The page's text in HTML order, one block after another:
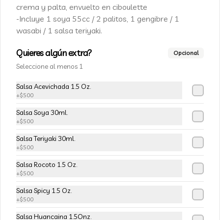
cebollín, envuelto en palta
Queso crema, champiñon furay y
cebollín frito en tempura.
$5.490$6.490
115-Vivian Rolls
Palta, champiñon furay, cebollín,
salsa teriyaki, cubierto de mix de papas
nativas
crema y palta, envuelto en ciboulette
-Incluye 1 soya 55cc / 2 palitos, 1 gengibre / 1
wasabi / 1 salsa teriyaki.
Quieres algún extra? Opcional
Seleccione al menos 1
Salsa Acevichada 1.5 Oz.
+$500
Salsa Soya 30ml.
+$500
Salsa Teriyaki 30ml.
+$500
Salsa Rocoto 1.5 Oz.
+$500
Salsa Spicy 1.5 Oz.
+$500
Salsa Huancaina 1.5Onz.